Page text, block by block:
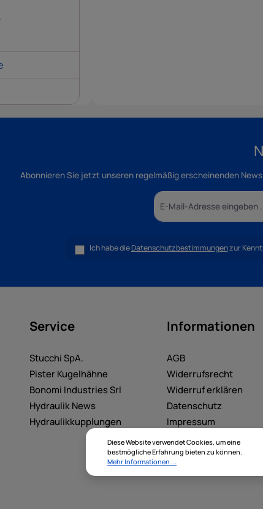
Abonnieren Sie jetzt unseren regelmäßig erscheinenden
Ich habe dieDatenschutzbestimmungenzur
Service
Stucchi SpA.
Pister Kugelhähne
Bonomi Industries Srl
Hydraulik News
Hydraulikkupplungen
Informationen
AGB
Widerrufsrecht
Widerruf erklären
Datenschutz
Impressum
Diese Website verwendet Cookies, um eine
bestmögliche Erfahrung bieten zu können.
Mehr Informationen ...